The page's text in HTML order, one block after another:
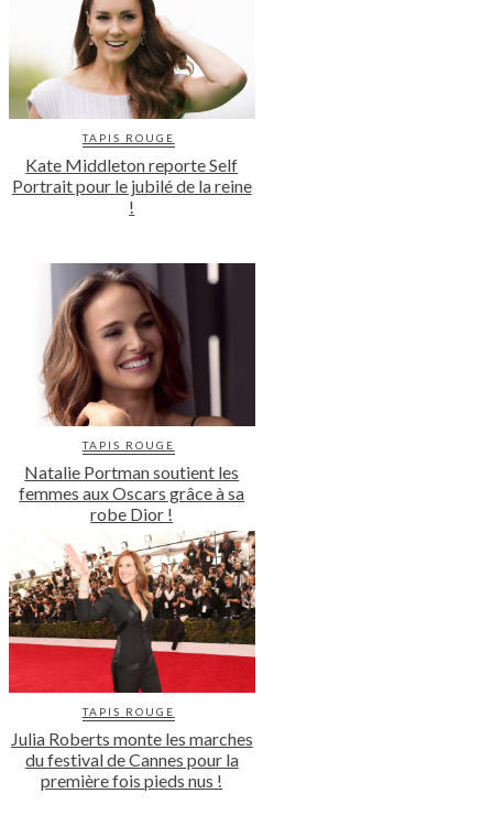
TAPIS ROUGE
Kate Middleton reporte Self
Portrait pour le jubilé de la reine
!
TAPIS ROUGE
Natalie Portman soutient les
femmes aux Oscars grâce à sa
robe Dior !
TAPIS ROUGE
Julia Roberts monte les marches
du festival de Cannes pour la
première fois pieds nus !